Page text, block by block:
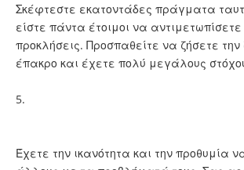
Σκέφτεστε εκατοντάδες πράγματα
είστε πάντα έτοιμοι να αντιμετωπίσετε
προκλήσεις. Προσπαθείτε να ζήσετε
έπακρο και έχετε πολύ μεγάλους
5.
Έχετε την ικανότητα και την προθυμία